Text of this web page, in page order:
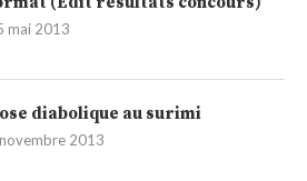
mai 2013
diabolique au surimi
2013